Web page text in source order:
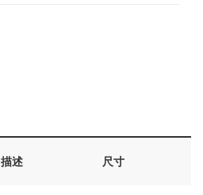
描述 尺寸